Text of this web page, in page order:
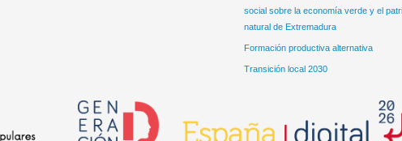
social sobre la economía verde y el
natural de Extremadura
Formación productiva alternativa
Transición local 2030